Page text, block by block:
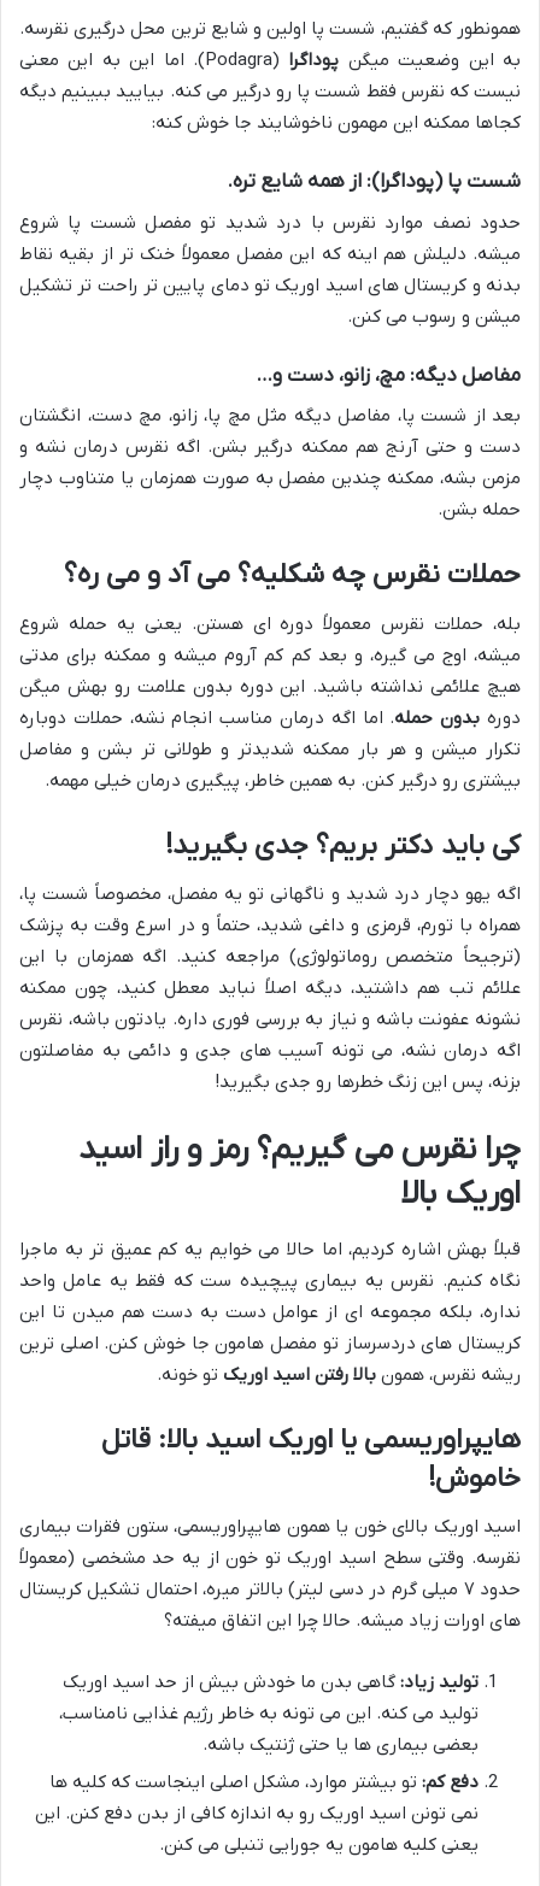
همونطور که گفتیم، شست پا اولین و شایع ترین محل درگیری نقرسه.
به این وضعیت میگن پوداگرا
(Podagra). اما این به این معنی
نیست که نقرس فقط شست پا رو درگیر می کنه. بیایید ببینیم دیگه
کجاها ممکنه این مهمون ناخوشایند جا خوش کنه:
شست پا (پوداگرا): از همه شایع تره.
حدود نصف موارد نقرس با درد شدید تو مفصل شست پا شروع
میشه. دلیلش هم اینه که این مفصل معمولاً خنک تر از بقیه نقاط
بدنه و کریستال های اسید اوریک تو دمای پایین تر راحت تر تشکیل
میشن و رسوب می کنن.
مفاصل دیگه: مچ، زانو، دست و…
بعد از شست پا، مفاصل دیگه مثل مچ پا، زانو، مچ دست، انگشتان
دست و حتی آرنج هم ممکنه درگیر بشن. اگه نقرس درمان نشه و
مزمن بشه، ممکنه چندین مفصل به صورت همزمان یا متناوب دچار
حمله بشن.
حملات نقرس چه شکلیه؟ می آد و می ره؟
بله، حملات نقرس معمولاً دوره ای هستن. یعنی یه حمله شروع
میشه، اوج می گیره، و بعد کم کم آروم میشه و ممکنه برای مدتی
هیچ علائمی نداشته باشید. این دوره بدون علامت رو بهش میگن
دوره بدون حمله. اما اگه درمان مناسب انجام نشه، حملات دوباره
تکرار میشن و هر بار ممکنه شدیدتر و طولانی تر بشن و مفاصل
بیشتری رو درگیر کنن. به همین خاطر، پیگیری درمان خیلی مهمه.
کی باید دکتر بریم؟ جدی بگیرید!
اگه یهو دچار درد شدید و ناگهانی تو یه مفصل، مخصوصاً شست پا،
همراه با تورم، قرمزی و داغی شدید، حتماً و در اسرع وقت به پزشک
(ترجیحاً متخصص روماتولوژی) مراجعه کنید. اگه همزمان با این
علائم تب هم داشتید، دیگه اصلاً نباید معطل کنید، چون ممکنه
نشونه عفونت باشه و نیاز به بررسی فوری داره. یادتون باشه، نقرس
اگه درمان نشه، می تونه آسیب های جدی و دائمی به مفاصلتون
بزنه، پس این زنگ خطرها رو جدی بگیرید!
چرا نقرس می گیریم؟ رمز و راز اسید
اوریک بالا
قبلاً بهش اشاره کردیم، اما حالا می خوایم یه کم عمیق تر به ماجرا
نگاه کنیم. نقرس یه بیماری پیچیده ست که فقط یه عامل واحد
نداره، بلکه مجموعه ای از عوامل دست به دست هم میدن تا این
کریستال های دردسرساز تو مفصل هامون جا خوش کنن. اصلی ترین
ریشه نقرس، همون بالا رفتن اسید اوریک تو خونه.
هایپراوریسمی یا اوریک اسید بالا: قاتل
خاموش!
اسید اوریک بالای خون یا همون هایپراوریسمی، ستون فقرات بیماری
نقرسه. وقتی سطح اسید اوریک تو خون از یه حد مشخصی (معمولاً
حدود ۷ میلی گرم در دسی لیتر) بالاتر میره، احتمال تشکیل کریستال
های اورات زیاد میشه. حالا چرا این اتفاق میفته؟
تولید زیاد: گاهی بدن ما خودش بیش از حد اسید اوریک
تولید می کنه. این می تونه به خاطر رژیم غذایی نامناسب،
بعضی بیماری ها یا حتی ژنتیک باشه.
دفع کم: تو بیشتر موارد، مشکل اصلی اینجاست که کلیه ها
نمی تونن اسید اوریک رو به اندازه کافی از بدن دفع کنن. این
یعنی کلیه هامون یه جورایی تنبلی می کنن.